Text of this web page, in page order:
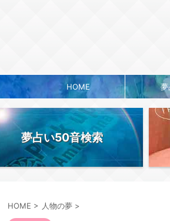
HOME 夢
夢占い50音検索
HOME > 人物の夢 >